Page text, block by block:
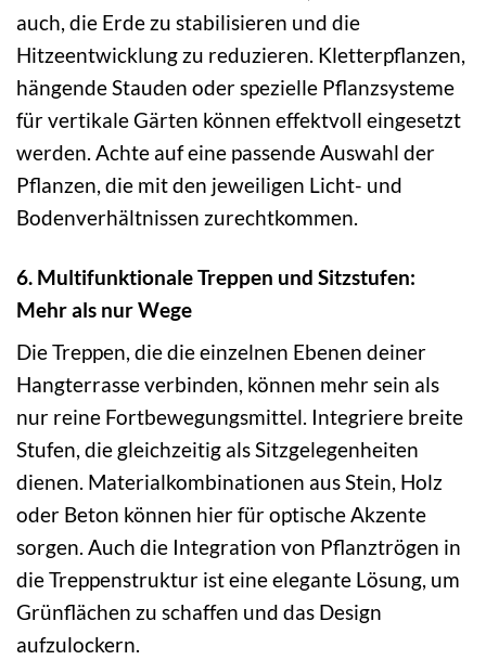
auch, die Erde zu stabilisieren und die
Hitzeentwicklung zu reduzieren. Kletterpflanzen,
hängende Stauden oder spezielle Pflanzsysteme
für vertikale Gärten können effektvoll eingesetzt
werden. Achte auf eine passende Auswahl der
Pflanzen, die mit den jeweiligen Licht- und
Bodenverhältnissen zurechtkommen.
6. Multifunktionale Treppen und Sitzstufen:
Mehr als nur Wege
Die Treppen, die die einzelnen Ebenen deiner
Hangterrasse verbinden, können mehr sein als
nur reine Fortbewegungsmittel. Integriere breite
Stufen, die gleichzeitig als Sitzgelegenheiten
dienen. Materialkombinationen aus Stein, Holz
oder Beton können hier für optische Akzente
sorgen. Auch die Integration von Pflanztrögen in
die Treppenstruktur ist eine elegante Lösung, um
Grünflächen zu schaffen und das Design
aufzulockern.